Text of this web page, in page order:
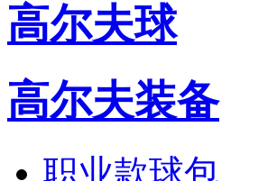
高尔夫球
高尔夫装备
职业款球包